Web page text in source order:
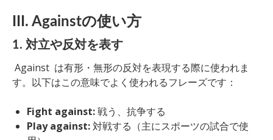
III. Againstの使い方
1. 対立や反対を表す
Against は有形・無形の反対を表現する際に使われま
す。以下はこの意味でよく使われるフレーズです：
Fight against:戦う、抗争する
Play against: 対戦する（主にスポーツの試合で使